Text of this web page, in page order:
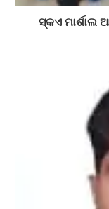
ସ୍କଏ ମାର୍ଶାଲ